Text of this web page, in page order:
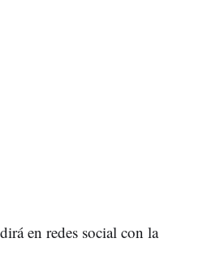
en redes social con la